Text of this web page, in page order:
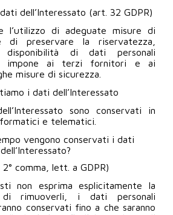
dell’Interessato (art. 32 GDPR)
l’utilizzo di adeguate misure di
di preservare la riservatezza,
di dati personali
e impone ai terzi fornitori e ai
misure di sicurezza.
i dati dell’Interessato
sono conservati in
e telematici.
vengono conservati i dati
dell’Interessato?
comma, lett. a GDPR)
non esprima esplicitamente la
rimuoverli, i dati personali
conservati fino a che saranno